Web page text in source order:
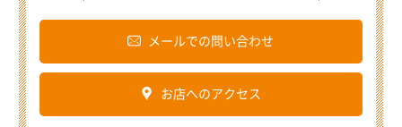
メールでの問い合わせ
お店へのアクセス